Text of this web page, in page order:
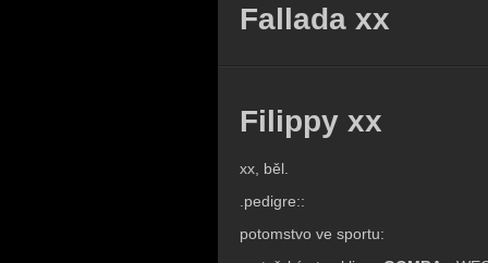
Fallada xx
Filippy xx
xx, běl.
.pedigre::
potomstvo ve sportu: